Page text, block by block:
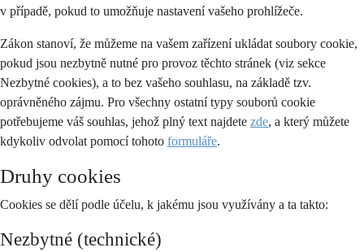
v případě, pokud to umožňuje nastavení vašeho prohlížeče.
Zákon stanoví, že můžeme na vašem zařízení ukládat soubory cookie,
pokud jsou nezbytně nutné pro provoz těchto stránek (viz sekce
Nezbytné cookies), a to bez vašeho souhlasu, na základě tzv.
oprávněného zájmu. Pro všechny ostatní typy souborů cookie
potřebujeme váš souhlas, jehož plný text najdete zde, a který můžete
kdykoliv odvolat pomocí tohoto formuláře.
Druhy cookies
Cookies se dělí podle účelu, k jakému jsou využívány a ta takto:
Nezbytné (technické)